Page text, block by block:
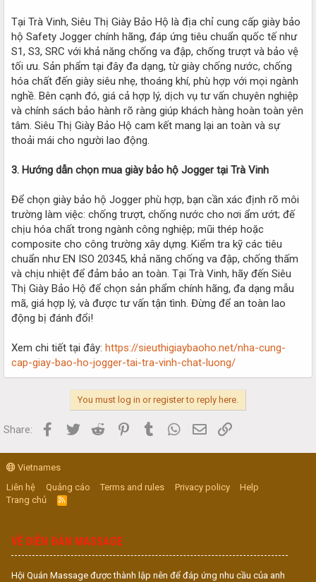
Tại Trà Vinh, Siêu Thị Giày Bảo Hộ là địa chỉ cung cấp giày bảo
hộ Safety Jogger chính hãng, đáp ứng tiêu chuẩn quốc tế như
S1, S3, SRC với khả năng chống va đập, chống trượt và bảo vệ
tối ưu. Sản phẩm tại đây đa dạng, từ giày chống nước, chống
hóa chất đến giày siêu nhẹ, thoáng khí, phù hợp với mọi ngành
nghề. Bên cạnh đó, giá cả hợp lý, dịch vụ tư vấn chuyên nghiệp
và chính sách bảo hành rõ ràng giúp khách hàng hoàn toàn yên
tâm. Siêu Thị Giày Bảo Hộ cam kết mang lại an toàn và sự
thoải mái cho người lao động.
3. Hướng dẫn chọn mua giày bảo hộ Jogger tại Trà Vinh
Để chọn giày bảo hộ Jogger phù hợp, bạn cần xác định rõ môi
trường làm việc: chống trượt, chống nước cho nơi ẩm ướt; đế
chịu hóa chất trong ngành công nghiệp; mũi thép hoặc
composite cho công trường xây dựng. Kiểm tra kỹ các tiêu
chuẩn như EN ISO 20345, khả năng chống va đập, chống thấm
và chịu nhiệt để đảm bảo an toàn. Tại Trà Vinh, hãy đến Siêu
Thị Giày Bảo Hộ để chọn sản phẩm chính hãng, đa dạng mẫu
mã, giá hợp lý, và được tư vấn tận tình. Đừng để an toàn lao
động bị đánh đổi!
Xem chi tiết tại đây: https://sieuthigiaybaoho.net/nha-cung-
cap-giay-bao-ho-jogger-tai-tra-vinh-chat-luong/
You must log in or register to reply here.
Share: Facebook
Twitter Reddit PinterestTumblr WhatsApp
Email
Vietnames
Liên hệ
Quảng cáo Terms and rules Privacy policy
Help
Trang chủ
R
S
VỀ DIỄN ĐÀN MASSAGE
Hội Quán Massage được thành lập nên để đáp ứng nhu cầu của anh